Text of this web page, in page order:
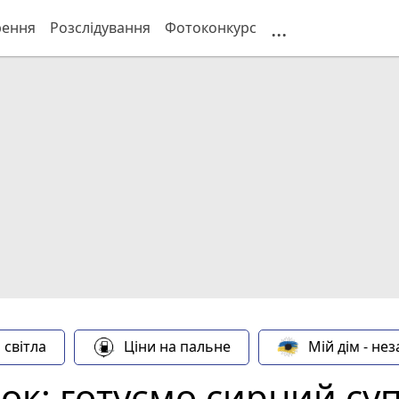
Розслідування Фотоконкурс ...
Ціни на пальне Мій дім -